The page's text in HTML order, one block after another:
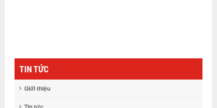
TIN TỨC
Giới thiệu